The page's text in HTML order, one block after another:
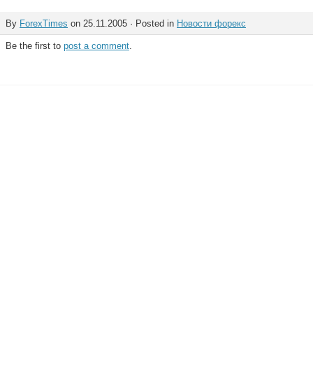
By ForexTimes on 25.11.2005 · Posted in Новости форекс
Be the first to post a comment.